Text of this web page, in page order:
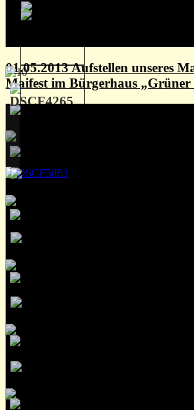
01.05.2013 Aufstellen unseres
Maifest im Bürgerhaus „Grüner